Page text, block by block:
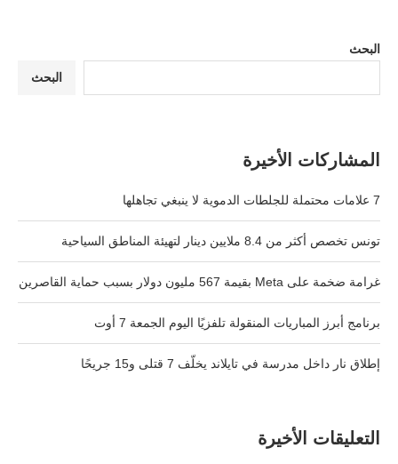
البحث
البحث
المشاركات الأخيرة
7 علامات محتملة للجلطات الدموية لا ينبغي تجاهلها
تونس تخصص أكثر من 8.4 ملايين دينار لتهيئة المناطق السياحية
غرامة ضخمة على Meta بقيمة 567 مليون دولار بسبب حماية القاصرين
برنامج أبرز المباريات المنقولة تلفزيًا اليوم الجمعة 7 أوت
إطلاق نار داخل مدرسة في تايلاند يخلّف 7 قتلى و15 جريحًا
التعليقات الأخيرة